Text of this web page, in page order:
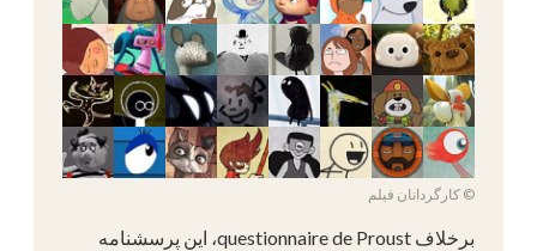
© کارگردانان فیلم
برخلاف questionnaire de Proust، این پرسشنامه